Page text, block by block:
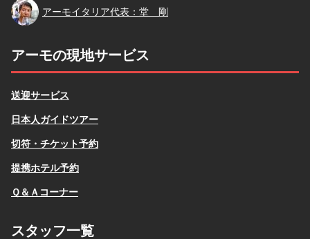
堂
アーモイタリア代表：堂 剛
アーモの現地サービス
送迎サービス
日本人ガイドツアー
切符・チケット予約
提携ホテル予約
Ｑ＆Ａコーナー
スタッフ一覧